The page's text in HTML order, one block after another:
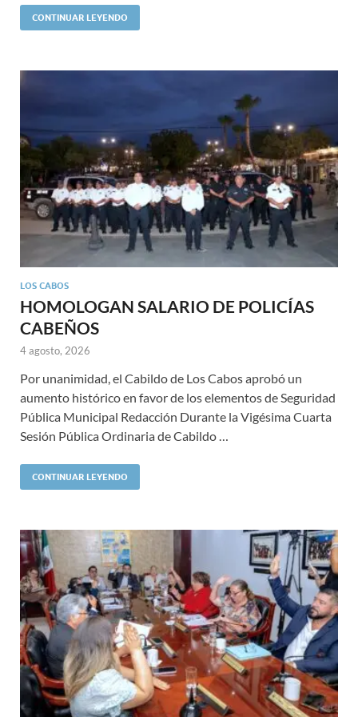
CONTINUAR LEYENDO
LOS CABOS
HOMOLOGAN SALARIO DE POLICÍAS
CABEÑOS
4 agosto, 2026
Por unanimidad, el Cabildo de Los Cabos aprobó un
aumento histórico en favor de los elementos de Seguridad
Pública Municipal Redacción Durante la Vigésima Cuarta
Sesión Pública Ordinaria de Cabildo …
CONTINUAR LEYENDO